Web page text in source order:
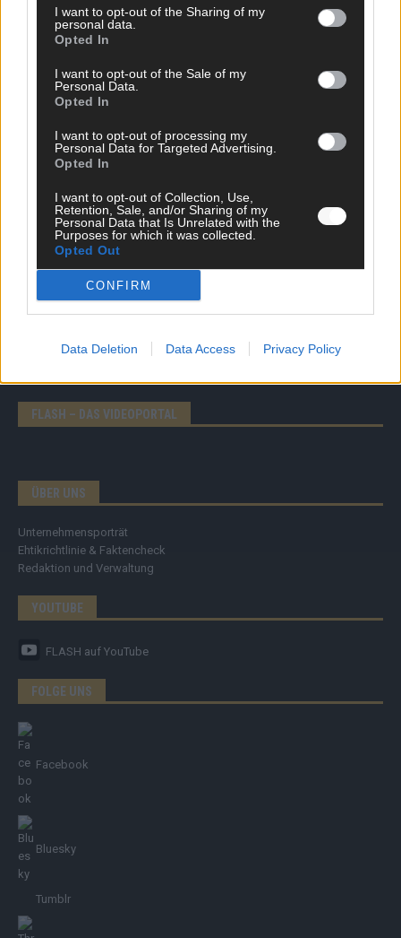
I want to opt-out of the Sharing of my
personal data.
Opted In
I want to opt-out of the Sale of my
Personal Data.
Opted In
I want to opt-out of processing my
Personal Data for Targeted Advertising.
Opted In
I want to opt-out of Collection, Use,
Retention, Sale, and/or Sharing of my
Personal Data that Is Unrelated with the
Purposes for which it was collected.
Opted Out
CONFIRM
Data Deletion Data Access Privacy Policy
DIREKT ZUM THEMA
Politik & Co
Money Matters
Tipps & Tricks
Brainpower
Streams & Storys
FLASH – DAS VIDEOPORTAL
ÜBER UNS
Unternehmensporträt
Ehtikrichtlinie & Faktencheck
Redaktion und Verwaltung
YOUTUBE
FLASH auf YouTube
FOLGE UNS
Facebook
Bluesky
Tumblr